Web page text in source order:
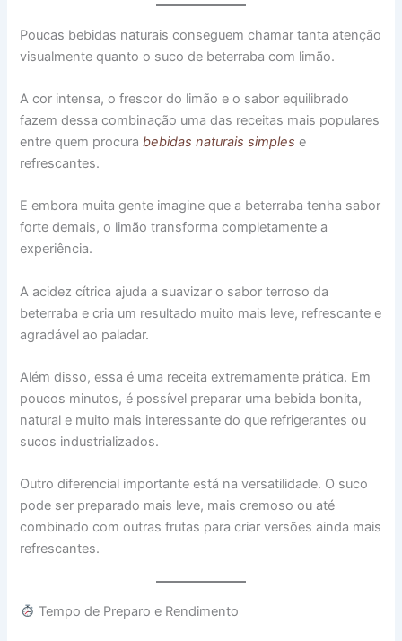
Poucas bebidas naturais conseguem chamar tanta atenção
visualmente quanto o suco de beterraba com limão.
A cor intensa, o frescor do limão e o sabor equilibrado
fazem dessa combinação uma das receitas mais populares
entre quem procurabebidas naturais simples e
refrescantes.
E embora muita gente imagine que a beterraba tenha sabor
forte demais, o limão transforma completamente a
experiência.
A acidez cítrica ajuda a suavizar o sabor terroso da
beterraba e cria um resultado muito mais leve, refrescante e
agradável ao paladar.
Além disso, essa é uma receita extremamente prática. Em
poucos minutos, é possível preparar uma bebida bonita,
natural e muito mais interessante do que refrigerantes ou
sucos industrializados.
Outro diferencial importante está na versatilidade. O suco
pode ser preparado mais leve, mais cremoso ou até
combinado com outras frutas para criar versões ainda mais
refrescantes.
Tempo de Preparo e Rendimento